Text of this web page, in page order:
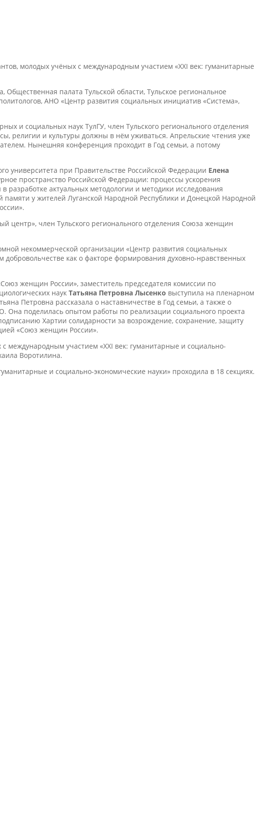
молодых учёных с международным участием «XXI век: гуманитарные
палата Тульской области, Тульское региональное
АНО «Центр развития социальных инициатив «Система»,
и социальных наук ТулГУ, член Тульского регионального отделения
религии и культуры должны в нём уживаться. Апрельские чтения уже
Нынешняя конференция проходит в Год семьи, а потому
университета при Правительстве Российской Федерации Елена
пространство Российской Федерации: процессы ускорения
актуальных методологии и методики исследования
у жителей Луганской Народной Республики и Донецкой Народной
центр», член Тульского регионального отделения Союза женщин
некоммерческой организации «Центр развития социальных
добровольчестве как о факторе формирования духовно-нравственных
женщин России», заместитель председателя комиссии по
наук Татьяна Петровна Лысенко выступила на пленарном
Петровна рассказала о наставничестве в Год семьи, а также о
поделилась опытом работы по реализации социального проекта
Хартии солидарности за возрождение, сохранение, защиту
«Союз женщин России».
международным участием «XXI век: гуманитарные и социально-
Воротилина.
и социально-экономические науки» проходила в 18 секциях.